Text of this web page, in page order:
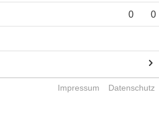
0 0
Impressum Datenschutz